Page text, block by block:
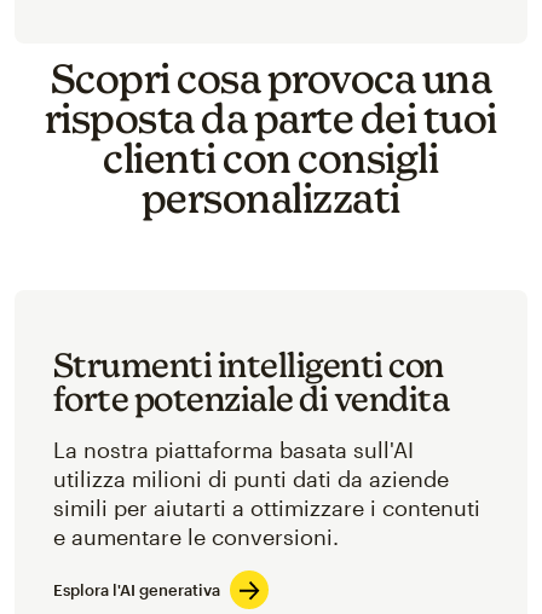
Scopri cosa provoca una
risposta da parte dei tuoi
clienti con consigli
personalizzati
Strumenti intelligenti con
forte potenziale di vendita
La nostra piattaforma basata sull'AI
utilizza milioni di punti dati da aziende
simili per aiutarti a ottimizzare i contenuti
e aumentare le conversioni.
Esplora l'AI generativa